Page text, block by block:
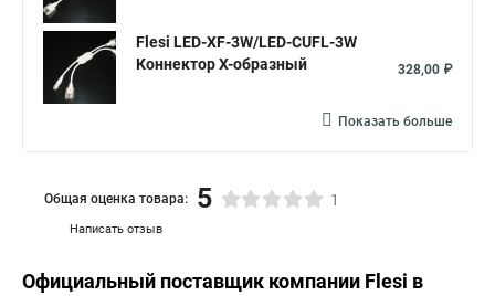
Flesi LED-XF-3W/LED-CUFL-3W
Коннектор X-образный
328,00 ₽
Показать больше
Написать отзыв
Общая оценка товара: 5 1
Официальный поставщик компании Flesi в